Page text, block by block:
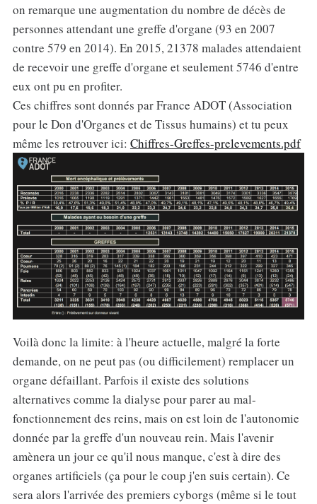
on remarque une augmentation du nombre de décès de
personnes attendant une greffe d'organe (93 en 2007
contre 579 en 2014). En 2015, 21378 malades attendaient
de recevoir une greffe d'organe et seulement 5746 d'entre
eux ont pu en profiter.
Ces chiffres sont donnés par France ADOT (Association
pour le Don d'Organes et de Tissus humains) et tu peux
même les retrouver ici: Chiffres-Greffes-prelevements.pdf
Voilà donc la limite: à l'heure actuelle, malgré la forte
demande, on ne peut pas (ou difficilement) remplacer un
organe défaillant. Parfois il existe des solutions
alternatives comme la dialyse pour parer au mal-
fonctionnement des reins, mais on est loin de l'autonomie
donnée par la greffe d'un nouveau rein. Mais l'avenir
amènera un jour ce qu'il nous manque, c'est à dire des
organes artificiels (ça pour le coup j'en suis certain). Ce
sera alors l'arrivée des premiers cyborgs (même si le tout